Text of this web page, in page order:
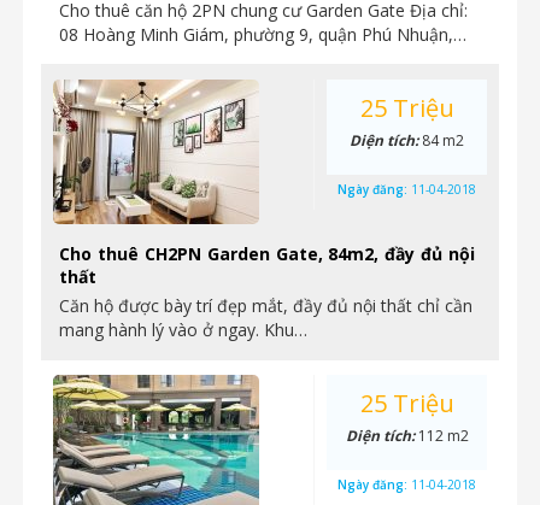
Cho thuê căn hộ 2PN chung cư Garden Gate Địa chỉ:
08 Hoàng Minh Giám, phường 9, quận Phú Nhuận,…
Cho thuê CH2PN Garden Gate, 84m2, đầy đủ nội
thất
Căn hộ được bày trí đẹp mắt, đầy đủ nội thất chỉ cần
mang hành lý vào ở ngay. Khu…
25 Triệu
Diện tích:84 m2
Ngày đăng: 11-04-2018
25 Triệu
Diện tích:112 m2
Ngày đăng: 11-04-2018